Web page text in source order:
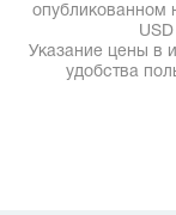
опубликованном
Указание цены в
удобства